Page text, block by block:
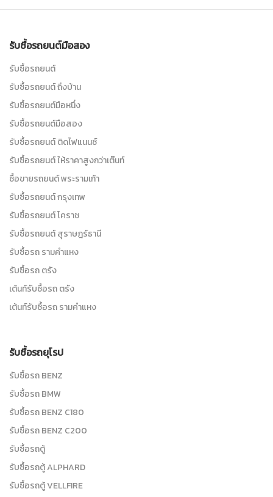
รับซื้อรถยนต์มือสอง
รับซื้อรถยนต์
รับซื้อรถยนต์ ถึงบ้าน
รับซื้อรถยนต์มือหนึ่ง
รับซื้อรถยนต์มือสอง
รับซื้อรถยนต์ ติดไฟแนนซ์
รับซื้อรถยนต์ ให้ราคาสูงกว่าเต๊นท์
ซื้อขายรถยนต์ พระรามเก้า
รับซื้อรถยนต์ กรุงเทพ
รับซื้อรถยนต์ โคราช
รับซื้อรถยนต์ สุราษฎร์ธานี
รับซื้อรถ รามคำแหง
รับซื้อรถ ตรัง
เต้นท์รับซื้อรถ ตรัง
เต้นท์รับซื้อรถ รามคำแหง
รับซื้อรถยุโรป
รับซื้อรถ BENZ
รับซื้อรถ BMW
รับซื้อรถ BENZ C180
รับซื้อรถ BENZ C200
รับซื้อรถตู้
รับซื้อรถตู้ ALPHARD
รับซื้อรถตู้ VELLFIRE